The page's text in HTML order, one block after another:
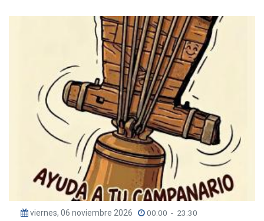
viernes, 06 noviembre 2026 00:00 - 23:30